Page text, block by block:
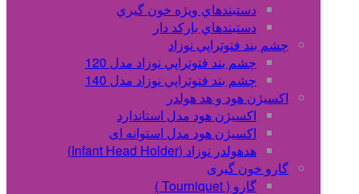
دستبندهاي ويژه خون گيري
دستبندهاي بارکد دار
چشم بند فتوتراپي نوزاد
چشم بند فتوتراپي نوزاد مدل 120
چشم بند فتوتراپي نوزاد مدل 140
اکسیژن هود و هد هولدر
اکسیژن هود مدل استاندارد
اکسیژن هود مدل استوانه ای
هدهولدر نوزاد (Infant Head Holder)
گارو خون گیری
گارو ( Tourniquet )